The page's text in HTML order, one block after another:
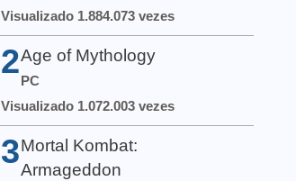
Visualizado 1.884.073 vezes
2Age of Mythology
PC
Visualizado 1.072.003 vezes
3 Mortal Kombat:
Armageddon